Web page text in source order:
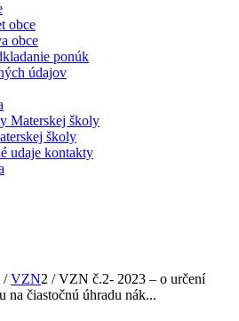
obce
obce
ponúk
údajov
Materskej školy
školy
udaje kontakty
/ VZN2 / VZN č.2- 2023 – o určení
na čiastočnú úhradu nák...